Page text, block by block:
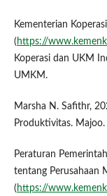
Kementerian
( https://
Koperasi dan UKM
UMKM.
Marsha N. Safithr,
Produktivitas. Majoo.
Peraturan
tentang Perusahaan
( https://